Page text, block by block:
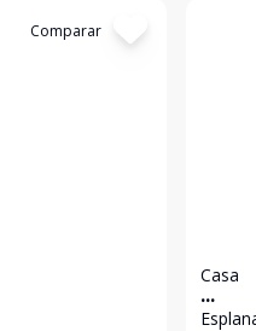
Comparar
Casa
...